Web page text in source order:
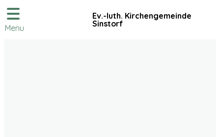
Ev.-luth. Kirchengemeinde
Sinstorf
Menu